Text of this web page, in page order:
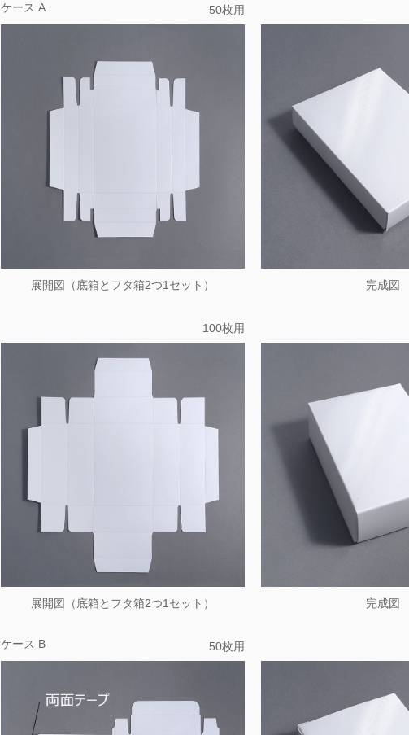
ケース A
展開図（底箱とフタ箱2つ1セット）
50枚用
完成図
展開図（底箱とフタ箱2つ1セット）
100枚用
完成図
ケース B 50枚用